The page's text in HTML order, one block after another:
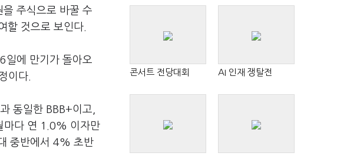
주식으로 바꿀 수
할 것으로 보인다.
일에 만기가 돌아오
이다.
동일한 BBB+이고,
마다 연 1.0% 이자만
중반에서 4% 초반
콘서트 전당대회 AI 인재 쟁탈전